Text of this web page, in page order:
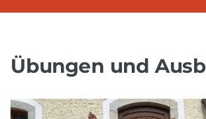
Übungen und